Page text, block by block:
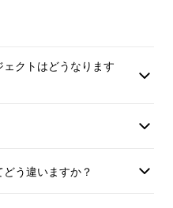
ルテーマ
クトはどうなります
う違いますか？